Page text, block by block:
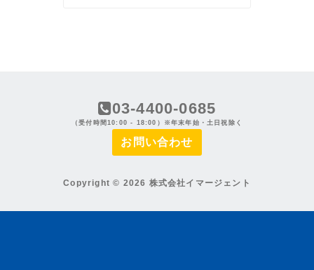
03-4400-0685
（受付時間10:00 - 18:00）※年末年始・土日祝除く
お問い合わせ
Copyright © 2026 株式会社イマージェント